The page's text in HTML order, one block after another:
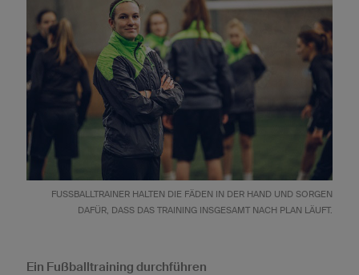
FUSSBALLTRAINER HALTEN DIE FÄDEN IN DER HAND UND SORGEN D
AFÜR, DASS DAS TRAINING INSGESAMT NACH PLAN LÄUFT.
Ein Fußballtraining durchführen